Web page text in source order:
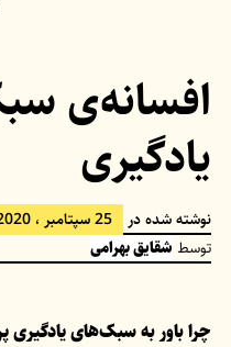
افسانه‌ی
یادگیری
نوشته شده در
25 سپتامبر ، 2020
توسط شقایق بهرامی
چرا باور به سبک‌های یادگیری